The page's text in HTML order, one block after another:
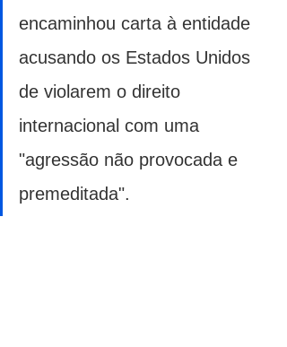
encaminhou carta à entidade
acusando os Estados Unidos
de violarem o direito
internacional com uma
"agressão não provocada e
premeditada".